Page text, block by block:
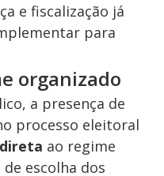
e fiscalização já
para
organizado
a presença de
processo eleitoral
ao regime
escolha dos